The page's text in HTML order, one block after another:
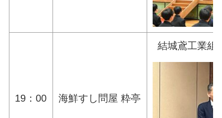
19：00 海鮮すし問屋 粋亭
結城鳶工業組